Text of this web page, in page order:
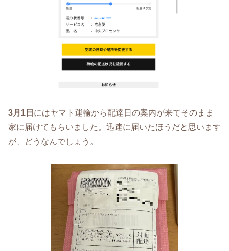
3月1日 にはヤマト運輸から配達日の案内が来てそのまま
家に届けてもらいました。迅速に届いたほうだと思います
が、どうなんでしょう。